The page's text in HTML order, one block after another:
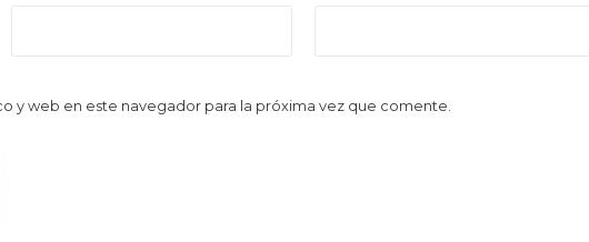
y web en este navegador para la próxima vez que comente.